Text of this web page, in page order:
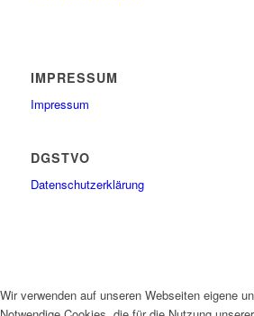
IMPRESSUM
Impressum
DGSTVO
Datenschutzerklärung
Wir verwenden auf unseren Webseiten eigene